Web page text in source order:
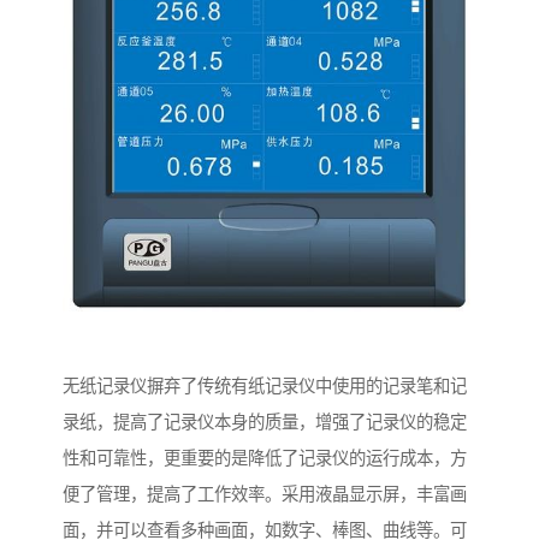
无纸记录仪摒弃了传统有纸记录仪中使用的记录笔和记
录纸，提高了记录仪本身的质量，增强了记录仪的稳定
性和可靠性，更重要的是降低了记录仪的运行成本，方
便了管理，提高了工作效率。采用液晶显示屏，丰富画
面，并可以查看多种画面，如数字、棒图、曲线等。可